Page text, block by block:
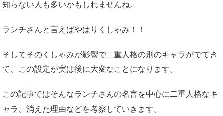
知らない人も多いかもしれませんね。
ランチさんと言えばやはりくしゃみ！！
そしてそのくしゃみが影響で二重人格の別のキャラがでてき
て、この設定が実は後に大変なことになります。
この記事ではそんなランチさんの名言を中心に二重人格なキ
ャラ、消えた理由などを考察していきます。